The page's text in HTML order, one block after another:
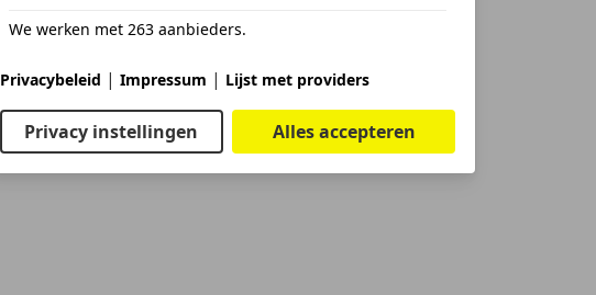
We werken met 263 aanbieders.
Privacybeleid | Impressum | Lijst met providers
Privacy instellingen Alles accepteren